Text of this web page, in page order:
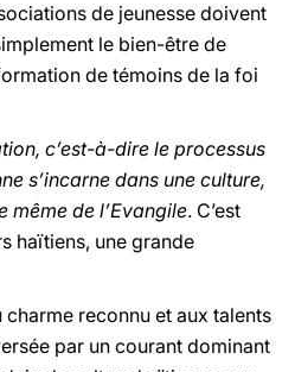
de jeunesse doivent
le bien-être de
de témoins de la foi
c’est-à-dire le processus
s’incarne dans une culture,
même de l’Evangile. C’est
haïtiens, une grande
charme reconnu et aux talents
par un courant dominant